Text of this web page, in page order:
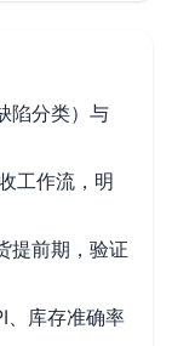
陷分类）与
工作流，明
提前期，验证
、库存准确率